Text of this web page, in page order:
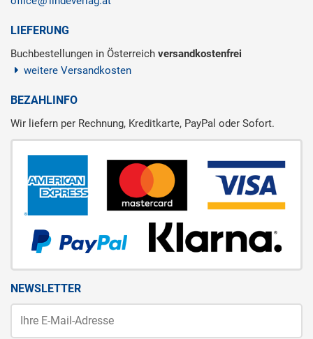
LIEFERUNG
Buchbestellungen in Österreich versandkostenfrei
weitere Versandkosten
BEZAHLINFO
Wir liefern per Rechnung, Kreditkarte, PayPal oder Sofort.
NEWSLETTER